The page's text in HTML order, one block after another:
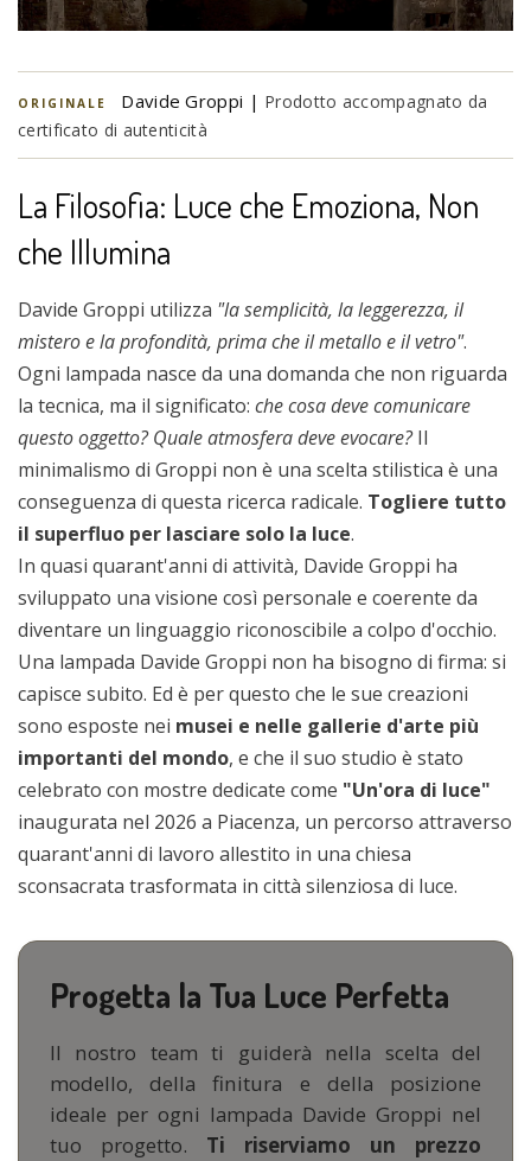
ORIGINALE Davide Groppi | Prodotto accompagnato da
certificato di autenticità
La Filosofia: Luce che Emoziona, Non
che Illumina
Davide Groppi utilizza "la semplicità, la leggerezza, il
mistero e la profondità, prima che il metallo e il vetro".
Ogni lampada nasce da una domanda che non riguarda
la tecnica, ma il significato: che cosa deve comunicare
questo oggetto? Quale atmosfera deve evocare?Il
minimalismo di Groppi non è una scelta stilistica è una
conseguenza di questa ricerca radicale. Togliere tutto
il superfluo per lasciare solo la luce.
In quasi quarant'anni di attività, Davide Groppi ha
sviluppato una visione così personale e coerente da
diventare un linguaggio riconoscibile a colpo d'occhio.
Una lampada Davide Groppi non ha bisogno di firma: si
capisce subito. Ed è per questo che le sue creazioni
sono esposte nei musei e nelle gallerie d'arte più
importanti del mondo, e che il suo studio è stato
celebrato con mostre dedicate come "Un'ora di luce"
inaugurata nel 2026 a Piacenza, un percorso attraverso
quarant'anni di lavoro allestito in una chiesa
sconsacrata trasformata in città silenziosa di luce.
Progetta la Tua Luce Perfetta
Il nostro team ti guiderà nella scelta del
modello, della finitura e della posizione
ideale per ogni lampada Davide Groppi nel
tuo progetto. Ti riserviamo un prezzo